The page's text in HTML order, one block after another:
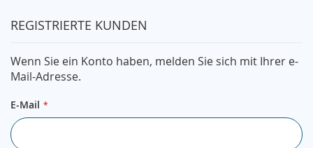
REGISTRIERTE KUNDEN
Wenn Sie ein Konto haben, melden Sie sich mit Ihrer e-
Mail-Adresse.
E-Mail